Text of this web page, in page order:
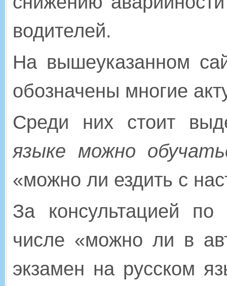
водителей.
На вышеуказанном
обозначены многие
Среди них стоит
языке можно
«можно ли ездить с
За консультацией
числе «можно ли в
экзамен на русском